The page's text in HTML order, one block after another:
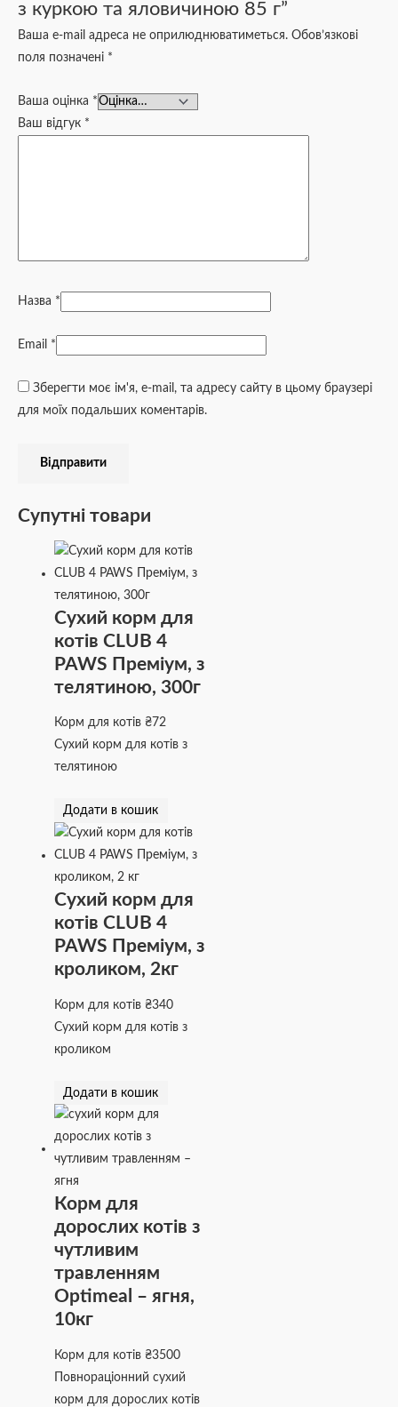
з куркою та яловичиною 85 г”
Ваша e-mail адреса не оприлюднюватиметься. Обов’язкові
поля позначені *
Ваша оцінка *
Ваш відгук *
Назва *
Email *
Зберегти моє ім'я, e-mail, та адресу сайту в цьому браузері
для моїх подальших коментарів.
Супутні товари
Сухий корм для
котів CLUB 4
PAWS Преміум, з
телятиною, 300г
Корм для котів₴72
Сухий корм для котів з
телятиною
Додати в кошик
Сухий корм для
котів CLUB 4
PAWS Преміум, з
кроликом, 2кг
Корм для котів₴340
Сухий корм для котів з
кроликом
Додати в кошик
Корм для
дорослих котів з
чутливим
травленням
Optimeal – ягня,
10кг
Корм для котів₴3500
Повнораціонний сухий
корм для дорослих котів